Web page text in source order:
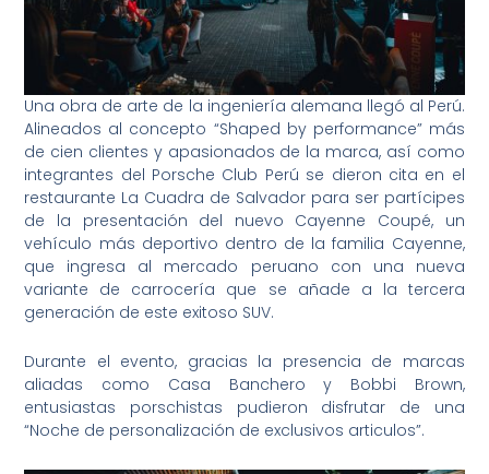
Una obra de arte de la ingeniería alemana llegó al Perú.
Alineados al concepto “Shaped by performance” más
de cien clientes y apasionados de la marca, así como
integrantes del Porsche Club Perú se dieron cita en el
restaurante La Cuadra de Salvador para ser partícipes
de la presentación del nuevo Cayenne Coupé, un
vehículo más deportivo dentro de la familia Cayenne,
que ingresa al mercado peruano con una nueva
variante de carrocería que se añade a la tercera
generación de este exitoso SUV.
Durante el evento, gracias la presencia de marcas
aliadas como Casa Banchero y Bobbi Brown,
entusiastas porschistas pudieron disfrutar de una
“Noche de personalización de exclusivos articulos”.